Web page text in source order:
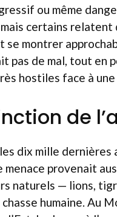
ou même
mais certains relatent
se montrer
pas de mal, tout en
hostiles face à une
de
dix mille dernières
menace provenait
naturels — lions,
humaine. Au